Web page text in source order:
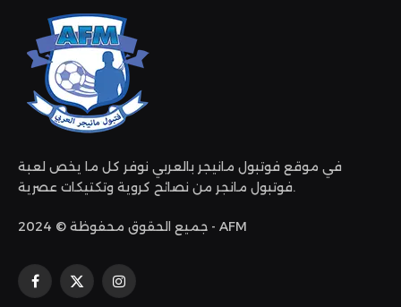
في موقع فوتبول مانيجر بالعربي نوفر كل ما يخص لعبة
فوتبول مانجر من نصائح كروية وتكتيكات عصرية.
جميع الحقوق محفوظة © 2024 - AFM
فيسبوك
X
الانستغرام